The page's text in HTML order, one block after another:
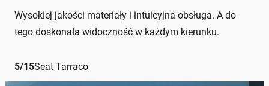
Wysokiej jakości materiały i intuicyjna obsługa. A do
tego doskonała widoczność w każdym kierunku.
5/15Seat Tarraco